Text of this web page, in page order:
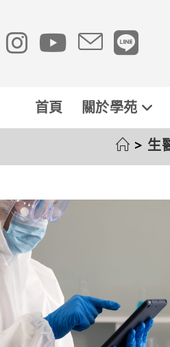
首頁 關於學苑
> 生